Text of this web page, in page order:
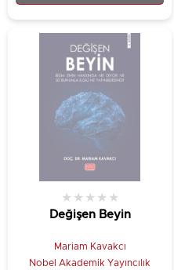
Değişen Beyin
★ ★ ★ ★ ★
Mariam Kavakcı
Nobel Akademik Yayıncılık